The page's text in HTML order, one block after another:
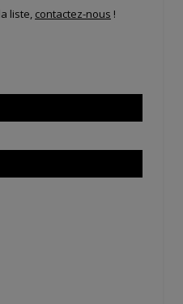
liste, contactez-nous !